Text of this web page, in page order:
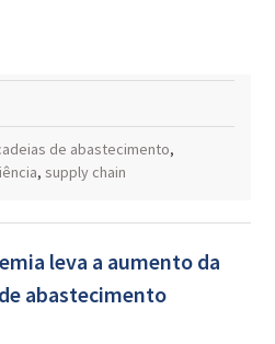
de abastecimento,
, supply chain
leva a aumento da
abastecimento